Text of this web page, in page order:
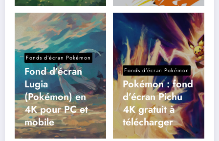
Fonds d’écran Pokémon
Fond d’écran
Lugia
(Pokémon) en
4K pour PC et
mobile
Fonds d’écran Pokémon
Pokémon : fond
d’écran Pichu
4K gratuit à
télécharger